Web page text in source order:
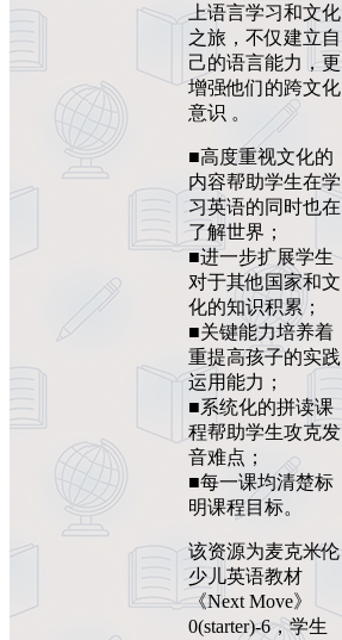
上语言学习和文化
之旅，不仅建立自
己的语言能力，更
增强他们的跨文化
意识 。
■高度重视文化的
内容帮助学生在学
习英语的同时也在
了解世界；
■进一步扩展学生
对于其他国家和文
化的知识积累；
■关键能力培养着
重提高孩子的实践
运用能力；
■系统化的拼读课
程帮助学生攻克发
音难点；
■每一课均清楚标
明课程目标。
该资源为麦克米伦
少儿英语教材
《Next Move》
0(starter)-6，学生